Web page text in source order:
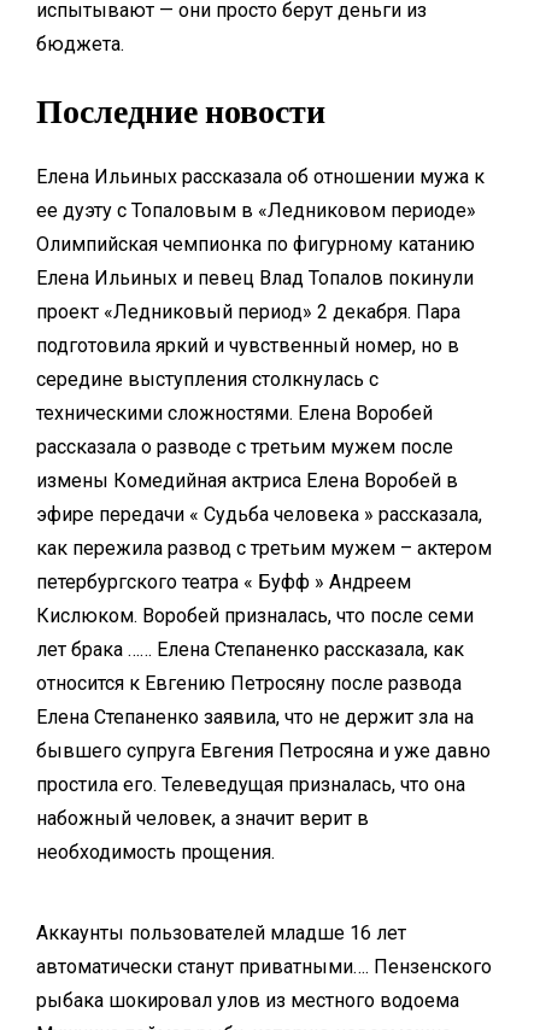
испытывают — они просто берут деньги из
бюджета.
Последние новости
Елена Ильиных рассказала об отношении мужа к
ее дуэту с Топаловым в «Ледниковом периоде»
Олимпийская чемпионка по фигурному катанию
Елена Ильиных и певец Влад Топалов покинули
проект «Ледниковый период» 2 декабря. Пара
подготовила яркий и чувственный номер, но в
середине выступления столкнулась с
техническими сложностями. Елена Воробей
рассказала о разводе с третьим мужем после
измены Комедийная актриса Елена Воробей в
эфире передачи « Судьба человека » рассказала,
как пережила развод с третьим мужем – актером
петербургского театра « Буфф » Андреем
Кислюком. Воробей призналась, что после семи
лет брака …… Елена Степаненко рассказала, как
относится к Евгению Петросяну после развода
Елена Степаненко заявила, что не держит зла на
бывшего супруга Евгения Петросяна и уже давно
простила его. Телеведущая призналась, что она
набожный человек, а значит верит в
необходимость прощения.
Аккаунты пользователей младше 16 лет
автоматически станут приватными…. Пензенского
рыбака шокировал улов из местного водоема